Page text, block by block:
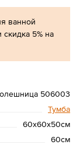
ванной
5% на
506003
Тумба
60х60х50см
60см